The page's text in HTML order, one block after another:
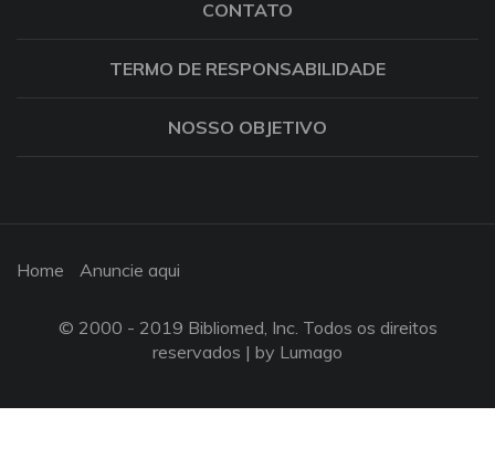
CONTATO
TERMO DE RESPONSABILIDADE
NOSSO OBJETIVO
Home Anuncie aqui
© 2000 - 2019 Bibliomed, Inc. Todos os direitos
reservados | by Lumago